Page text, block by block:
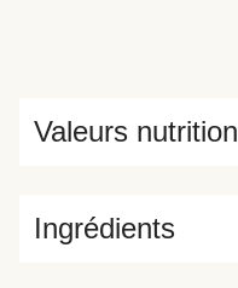
Ingrédients
Valeurs